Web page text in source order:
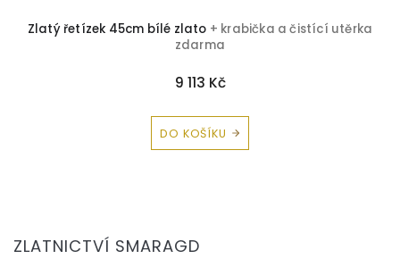
Zlatý řetízek 45cm bílé zlato + krabička a čistící utěrka
zdarma
9 113 Kč
DO KOŠÍKU
ZLATNICTVÍ SMARAGD